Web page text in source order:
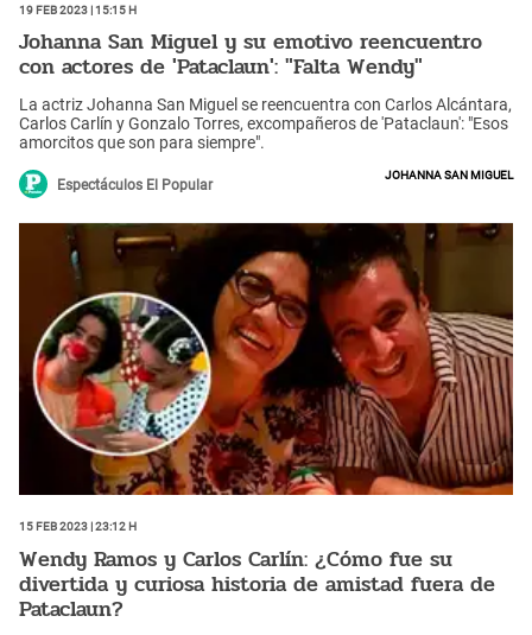
19 Feb 2023 | 15:15 h
Johanna San Miguel y su emotivo reencuentro
con actores de 'Pataclaun': "Falta Wendy"
La actriz Johanna San Miguel se reencuentra con Carlos Alcántara,
Carlos Carlín y Gonzalo Torres, excompañeros de 'Pataclaun': "Esos
amorcitos que son para siempre".
Espectáculos El Popular
Johanna San Miguel
15 Feb 2023 | 23:12 h
Wendy Ramos y Carlos Carlín: ¿Cómo fue su
divertida y curiosa historia de amistad fuera de
Pataclaun?